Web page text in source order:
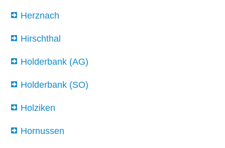
Herznach
Hirschthal
Holderbank (AG)
Holderbank (SO)
Holziken
Hornussen